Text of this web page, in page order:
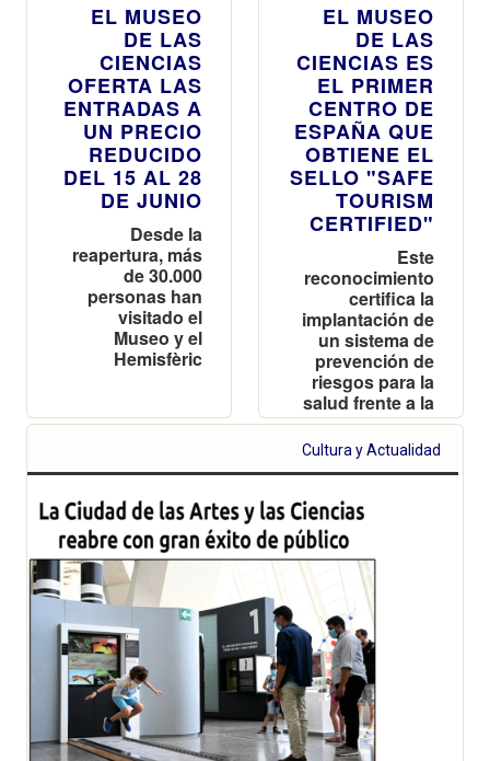
EL MUSEO
DE LAS
CIENCIAS
OFERTA LAS
ENTRADAS A
UN PRECIO
REDUCIDO
DEL 15 AL 28
DE JUNIO
Desde la
reapertura, más
de 30.000
personas han
visitado el
Museo y el
Hemisfèric
EL MUSEO
DE LAS
CIENCIAS ES
EL PRIMER
CENTRO DE
ESPAÑA QUE
OBTIENE EL
SELLO "SAFE
TOURISM
CERTIFIED"
Este
reconocimiento
certifica la
implantación de
un sistema de
prevención de
riesgos para la
salud frente a la
COVID-19
Cultura y Actualidad